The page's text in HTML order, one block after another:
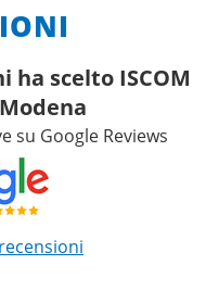
ha scelto ISCOM
su Google Reviews